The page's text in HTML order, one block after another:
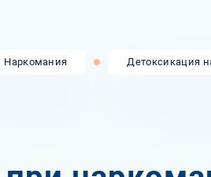
Наркомания Детоксикация